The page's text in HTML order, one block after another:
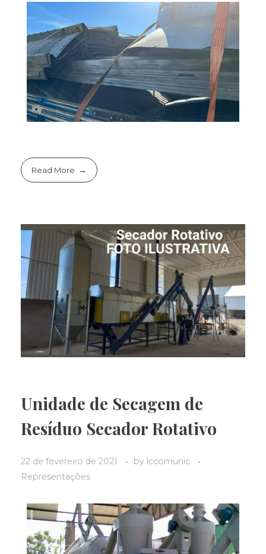
Read More
Unidade de Secagem de
Resíduo Secador Rotativo
22 de fevereiro de 2021 by lccomunic
Representações